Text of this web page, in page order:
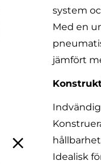
system
Med en
jämfört
hållbarhet
Idealisk